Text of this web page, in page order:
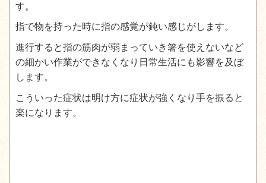
す。
指で物を持った時に指の感覚が鈍い感じがします。
進行すると指の筋肉が弱まっていき箸を使えないなど
の細かい作業ができなくなり日常生活にも影響を及ぼ
します。
こういった症状は明け方に症状が強くなり手を振ると
楽になります。